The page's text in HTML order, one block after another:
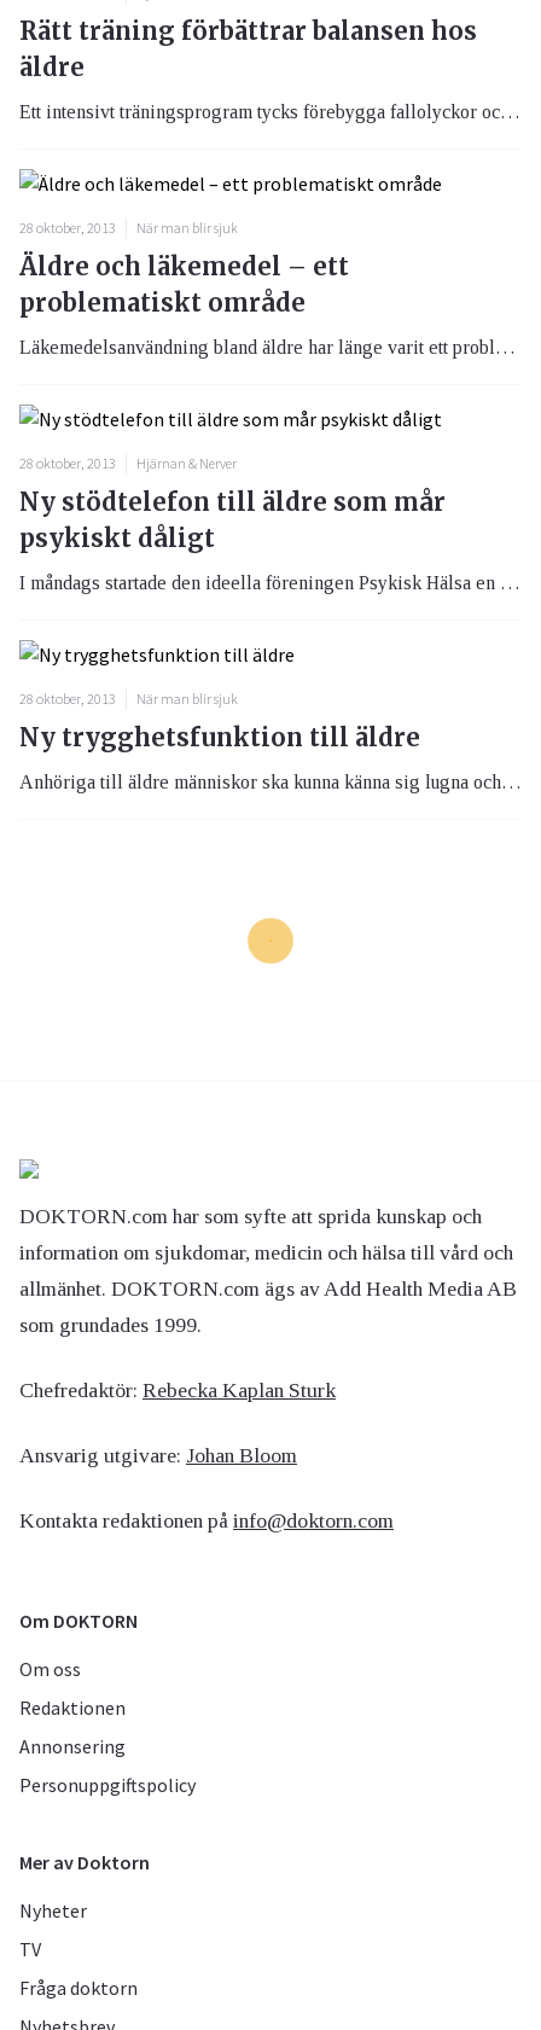
Rätt träning förbättrar balansen hos
äldre
Ett intensivt träningsprogram tycks förebygga fallolyckor och ge positiva fysiska långtidseffekter hos äldre vid särskilda boenden.
28 oktober, 2013 När man blir sjuk
Äldre och läkemedel – ett
problematiskt område
Läkemedelsanvändning bland äldre har länge varit ett problem som behöver uppmärksammas. Det är viktigt att diskutera med sin läkare vilka läkemedel som kan vara riskabla att använda hos äldre.
28 oktober, 2013 Hjärnan & Nerver
Ny stödtelefon till äldre som mår
psykiskt dåligt
I måndags startade den ideella föreningen Psykisk Hälsa en stödtelefon som ska vara till för äldre personer som mår psykiskt dåligt.
28 oktober, 2013 När man blir sjuk
Ny trygghetsfunktion till äldre
Anhöriga till äldre människor ska kunna känna sig lugna och de äldre känna sig tryggare när man bor hemma eller på vårdhem. En ny teknisk uppfinning kan nu hjälpa denna grupp av människor så länge den äldre personen har en hemtelefon eller en mobiltelefon.
DOKTORN.com har som syfte att sprida kunskap och
information om sjukdomar, medicin och hälsa till vård och
allmänhet. DOKTORN.com ägs av Add Health Media AB
som grundades 1999.
Chefredaktör: Rebecka Kaplan Sturk
Ansvarig utgivare: Johan Bloom
Kontakta redaktionen på info@doktorn.com
Om DOKTORN
Om oss
Redaktionen
Annonsering
Personuppgiftspolicy
Mer av Doktorn
Nyheter
TV
Fråga doktorn